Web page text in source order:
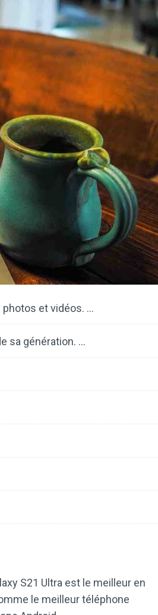
photos et vidéos. …
sa génération. …
S21 Ultra est le meilleur en
le meilleur téléphone